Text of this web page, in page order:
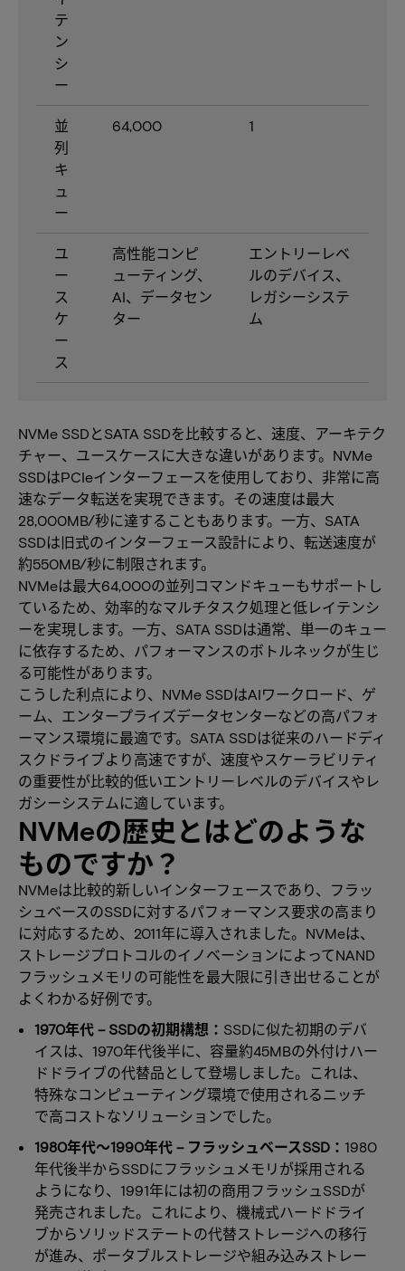
テ
ン
シ
ー
並
列
キ
ュ
ー
64,000 1
ユ
ー
ス
ケ
ー
ス
高性能コンピ
ューティング、
AI、データセン
ター
エントリーレベ
ルのデバイス、
レガシーシステ
ム
NVMe SSDとSATA SSDを比較すると、速度、アーキテク
チャー、ユースケースに大きな違いがあります。NVMe
SSDはPCIeインターフェースを使用しており、非常に高
速なデータ転送を実現できます。その速度は最大
28,000MB/秒に達することもあります。一方、SATA
SSDは旧式のインターフェース設計により、転送速度が
約550MB/秒に制限されます。
NVMeは最大64,000の並列コマンドキューもサポートし
ているため、効率的なマルチタスク処理と低レイテンシ
ーを実現します。一方、SATA SSDは通常、単一のキュー
に依存するため、パフォーマンスのボトルネックが生じ
る可能性があります。
こうした利点により、NVMe SSDはAIワークロード、ゲ
ーム、エンタープライズデータセンターなどの高パフォ
ーマンス環境に最適です。SATA SSDは従来のハードディ
スクドライブより高速ですが、速度やスケーラビリティ
の重要性が比較的低いエントリーレベルのデバイスやレ
ガシーシステムに適しています。
NVMeの歴史とはどのような
ものですか？
NVMeは比較的新しいインターフェースであり、フラッ
シュベースのSSDに対するパフォーマンス要求の高まり
に対応するため、2011年に導入されました。NVMeは、
ストレージプロトコルのイノベーションによってNAND
フラッシュメモリの可能性を最大限に引き出せることが
よくわかる好例です。
1970年代 – SSDの初期構想： SSDに似た初期のデバ
イスは、1970年代後半に、容量約45MBの外付けハー
ドドライブの代替品として登場しました。これは、
特殊なコンピューティング環境で使用されるニッチ
で高コストなソリューションでした。
1980年代～1990年代 – フラッシュベースSSD： 1980
年代後半からSSDにフラッシュメモリが採用される
ようになり、1991年には初の商用フラッシュSSDが
発売されました。これにより、機械式ハードドライ
ブからソリッドステートの代替ストレージへの移行
が進み、ポータブルストレージや組み込みストレー